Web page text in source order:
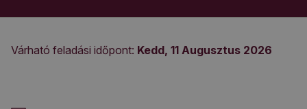
Várható feladási időpont: Kedd, 11 Augusztus 2026